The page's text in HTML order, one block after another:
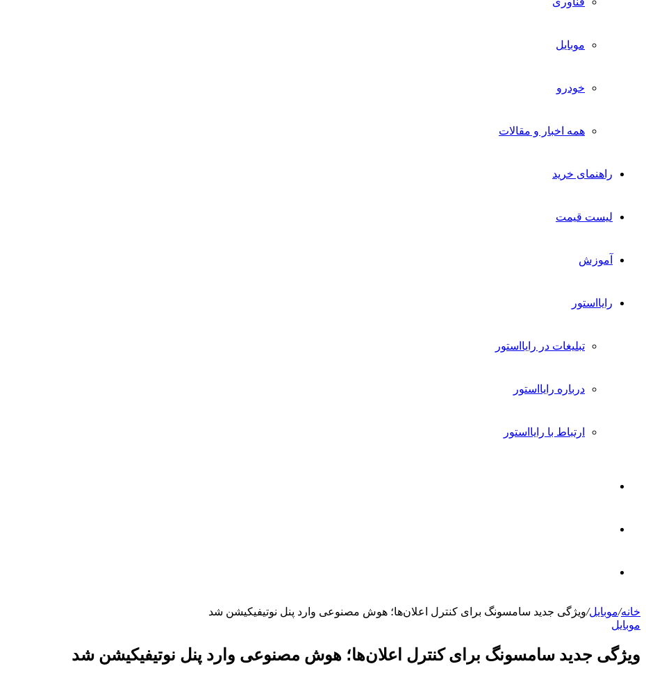
موبایل
خودرو
همه اخبار و مقالات
راهنمای خرید
لیست قیمت
آموزش
رایااستور
تبلیغات در رایااستور
درباره رایااستور
ارتباط با رایااستور
برای خانه/موبایل/ویژگی جدید سامسونگ برای کنترل اعلان‌ها؛ هوش مصنوعی وارد پنل نوتیفیکیشن شد
موبایل
ویژگی جدید سامسونگ برای کنترل اعلان‌ها؛ هوش مصنوعی وارد پنل نوتیفیکیشن شد